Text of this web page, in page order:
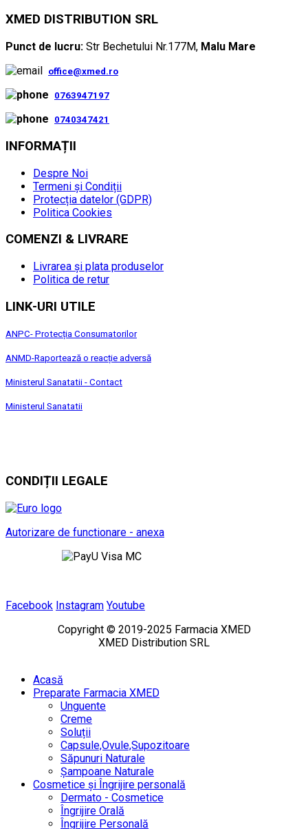
XMED DISTRIBUTION SRL
Punct de lucru: Str Bechetului Nr.177M, Malu Mare
office@xmed.ro
0763947197
0740347421
INFORMAȚII
Despre Noi
Termeni și Condiții
Protecția datelor (GDPR)
Politica Cookies
COMENZI & LIVRARE
Livrarea și plata produselor
Politica de retur
LINK-URI UTILE
ANPC- Protecția Consumatorilor
ANMD-Raportează o reacție adversă
Ministerul Sanatatii - Contact
Ministerul Sanatatii
CONDIȚII LEGALE
Autorizare de functionare - anexa
Facebook Instagram Youtube
Copyright © 2019-2025 Farmacia XMED
XMED Distribution SRL
Acasă
Preparate Farmacia XMED
Unguente
Creme
Soluții
Capsule,Ovule,Supozitoare
Săpunuri Naturale
Șampoane Naturale
Cosmetice și Îngrijire personală
Dermato - Cosmetice
Îngrijire Orală
Îngrijire Personală